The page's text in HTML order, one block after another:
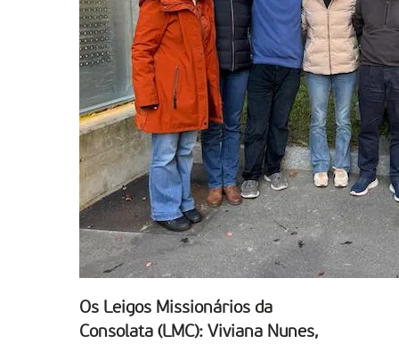
Os Leigos Missionários da
Consolata (LMC): Viviana Nunes,